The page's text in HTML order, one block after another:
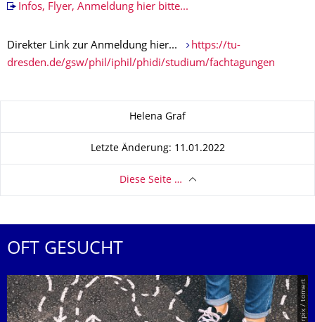
Infos, Flyer, Anmeldung hier bitte...
Direkter Link zur Anmeldung hier...
https://tu-
dresden.de/gsw/phil/iphil/phidi/studium/fachtagungen
Helena Graf
Letzte Änderung: 11.01.2022
Diese Seite …
OFT GESUCHT